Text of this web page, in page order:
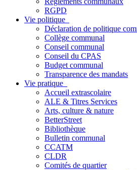
RGPD
Vie politique
Déclaration de politique
Collège communal
Conseil communal
Conseil du CPAS
Budget communal
Transparence des mandats
Vie pratique
Accueil extrascolaire
ALE & Titres Services
Arts, culture & nature
BetterStreet
Bibliothèque
Bulletin communal
CCATM
CLDR
Comités de quartier